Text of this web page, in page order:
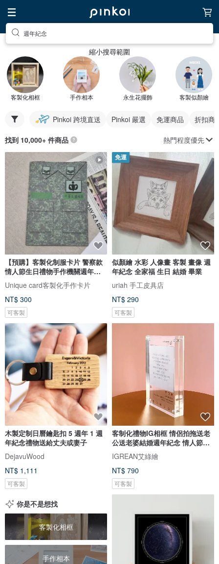
週年紀念
縮小搜尋範圍
客製化相框 手作相本 永生花擺飾 客製似顏繪
Pinkoi 跨境直送 Pinkoi 嚴選 免運商品 折扣商
找到 10,000+ 件商品 熱門程度優先
【預購】客製化制服卡片 警察款
情人節生日禮物手作機關週年紀
念
Unique card客製化手作卡片
NT$ 300
可客製
免運
似顏繪 水彩 人像畫 客製 畫像 週
年紀念 全家福 生日 結婚 畢業
uriah 手工皮具店
NT$ 290
可客製
木製定制日曆鑰匙扣 5 週年 1 週
年紀念禮物送給丈夫或妻子
DejavuWood
NT$ 1,111
可客製
客制化禮物IG相框 情侶拍拖送老
公送老婆結婚週年紀念 情人節禮
盒
IGREAN艾綠繪
NT$ 790
可客製
你是不是想找
客製化相框
手作相本